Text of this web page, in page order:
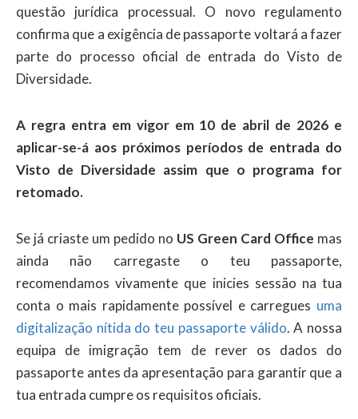
questão jurídica processual. O novo regulamento
confirma que a exigência de passaporte voltará a fazer
parte do processo oficial de entrada do Visto de
Diversidade.
A regra entra em vigor em 10 de abril de 2026 e
aplicar-se-á aos próximos períodos de entrada do
Visto de Diversidade assim que o programa for
retomado.
Se já criaste um pedido no US Green Card Office mas
ainda não carregaste o teu passaporte,
recomendamos vivamente que inicies sessão na tua
conta o mais rapidamente possível e carregues uma
digitalização nítida do teu passaporte válido. A nossa
equipa de imigração tem de rever os dados do
passaporte antes da apresentação para garantir que a
tua entrada cumpre os requisitos oficiais.